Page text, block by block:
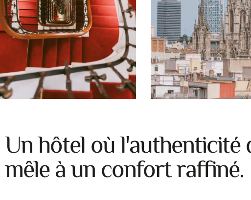
Un hôtel où l'authenticité
mêle à un confort raffiné.